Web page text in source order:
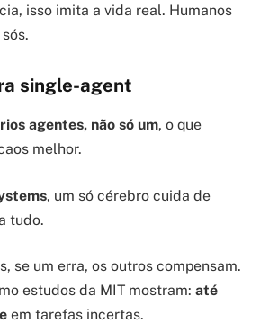
isso imita a vida real. Humanos
single-agent
agentes, não só um, o que
melhor.
, um só cérebro cuida de
tudo.
se um erra, os outros compensam.
estudos da MIT mostram: até
em tarefas incertas.